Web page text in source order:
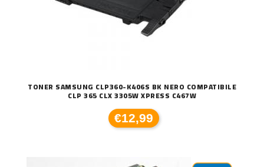
TONER SAMSUNG CLP360-K406S BK NERO COMPATIBILE
CLP 365 CLX 3305W XPRESS C467W
€12,99